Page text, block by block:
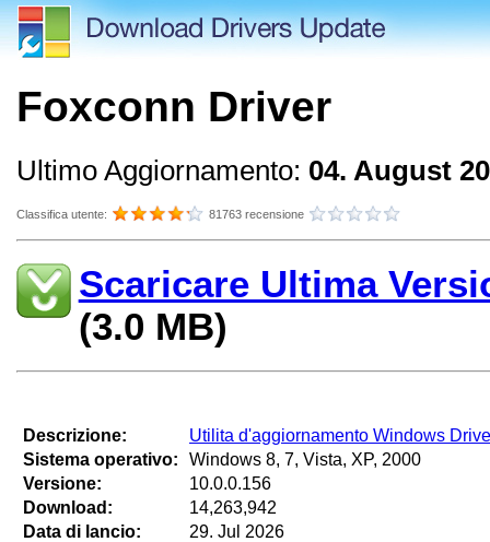
Foxconn Driver
Ultimo Aggiornamento: 04. August
Classifica utente: 81763 recensione
Scaricare Ultima
(3.0 MB)
Descrizione:
Sistema operativo:
Versione:
Download:
Data di lancio:
Utilita d'aggiornamento Windows
Windows 8, 7, Vista, XP, 2000
10.0.0.156
14,263,942
29. Jul 2026